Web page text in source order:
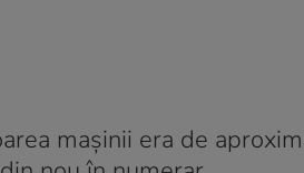
mașinii era de